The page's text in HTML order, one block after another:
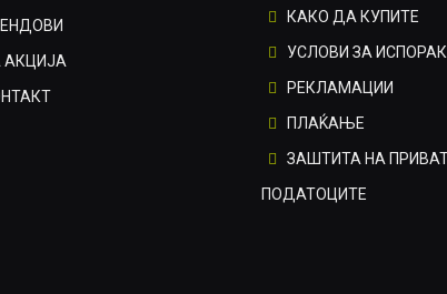
АКЦИЈА
КАКО ДА КУПИТЕ
УСЛОВИ ЗА
РЕКЛАМАЦИИ
ПЛАЌАЊЕ
ЗАШТИТА НА
ПОДАТОЦИТЕ